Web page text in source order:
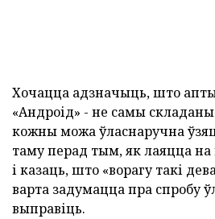
Хочацца адзначыць, што
«Андроід» - не самы
кожны можа ўласнаручна
таму перад тым, як лаяцца
і казаць, што «ворагу такі
варта задумацца пра спробу
выправіць.